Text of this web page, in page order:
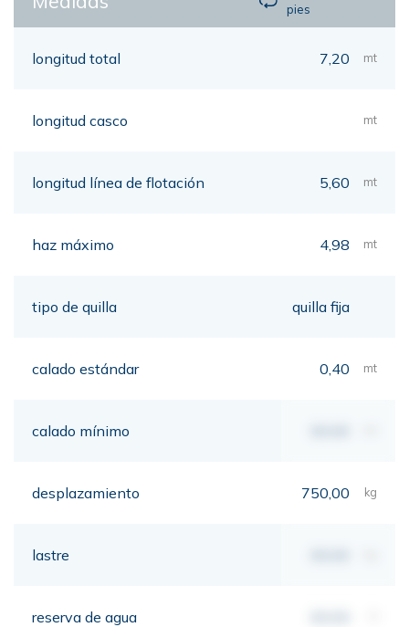
pies
longitud total 7,20 mt
longitud casco mt
longitud línea de flotación 5,60 mt
haz máximo 4,98 mt
tipo de quilla quilla fija
calado estándar 0,40 mt
calado mínimo
desplazamiento 750,00 kg
lastre
reserva de agua